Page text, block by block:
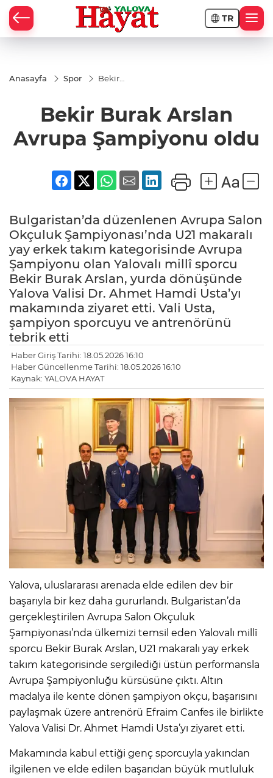
TR
Anasayfa Spor
Bekir
Avrupa
Şampiyonu
Bekir Burak Arslan
Avrupa Şampiyonu oldu
Bulgaristan’da düzenlenen Avrupa Salon
Okçuluk Şampiyonası’nda U21 makaralı
yay erkek takım kategorisinde Avrupa
Şampiyonu olan Yalovalı millî sporcu
Bekir Burak Arslan, yurda dönüşünde
Yalova Valisi Dr. Ahmet Hamdi Usta’yı
makamında ziyaret etti. Vali Usta,
şampiyon sporcuyu ve antrenörünü
tebrik etti
Haber Giriş Tarihi: 18.05.2026 16:10
Haber Güncellenme Tarihi: 18.05.2026 16:10
Kaynak: YALOVA HAYAT
Yalova, uluslararası arenada elde edilen dev bir
başarıyla bir kez daha gururlandı. Bulgaristan’da
gerçekleştirilen Avrupa Salon Okçuluk
Şampiyonası’nda ülkemizi temsil eden Yalovalı millî
sporcu Bekir Burak Arslan, U21 makaralı yay erkek
takım kategorisinde sergilediği üstün performansla
Avrupa Şampiyonluğu kürsüsüne çıktı. Altın
madalya ile kente dönen şampiyon okçu, başarısını
paylaşmak üzere antrenörü Efraim Canfes ile birlikte
Yalova Valisi Dr. Ahmet Hamdi Usta’yı ziyaret etti.
Makamında kabul ettiği genç sporcuyla yakından
ilgilenen ve elde edilen başarıdan büyük mutluluk